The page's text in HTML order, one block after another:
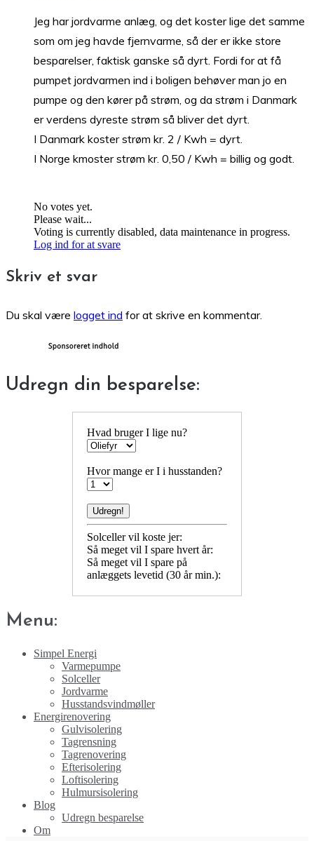
Jeg har jordvarme anlæg, og det koster lige det samme
som om jeg havde fjernvarme, så der er ikke store
besparelser, faktisk ganske så dyrt. Fordi for at få
pumpet jordvarmen ind i boligen behøver man jo en
pumpe og den kører på strøm, og da strøm i Danmark
er verdens dyreste strøm så bliver det dyrt.
I Danmark koster strøm kr. 2 / Kwh = dyrt.
I Norge kmoster strøm kr. 0,50 / Kwh = billig og godt.
No votes yet.
Please wait...
Voting is currently disabled, data maintenance in progress.
Log ind for at svare
Skriv et svar
Du skal være logget ind for at skrive en kommentar.
Udregn din besparelse:
Hvad bruger I lige nu?
Hvor mange er I i husstanden?
Solceller vil koste jer:
Så meget vil I spare hvert år:
Så meget vil I spare på
anlæggets levetid (30 år min.):
Menu:
Simpel Energi
Varmepumpe
Solceller
Jordvarme
Husstandsvindmøller
Energirenovering
Gulvisolering
Tagrensning
Tagrenovering
Efterisolering
Loftisolering
Hulmursisolering
Blog
Udregn besparelse
Om